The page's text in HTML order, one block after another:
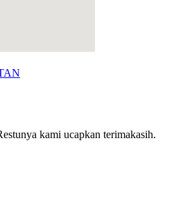
kami ucapkan terimakasih.